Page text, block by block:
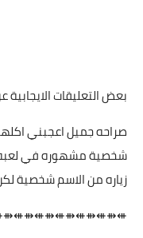
بعض التعليقات
صراحه جميل اعجبني
شخصية مشهوره في لعبه
زياره من الاسم شخصية